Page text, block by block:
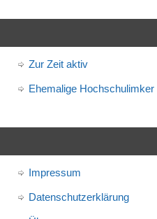
Zur Zeit aktiv
Ehemalige Hochschulimker
Impressum
Datenschutzerklärung